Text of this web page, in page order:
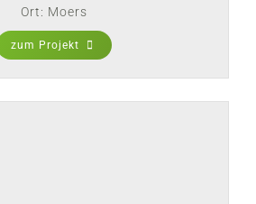
Ort: Moers
zum Projekt